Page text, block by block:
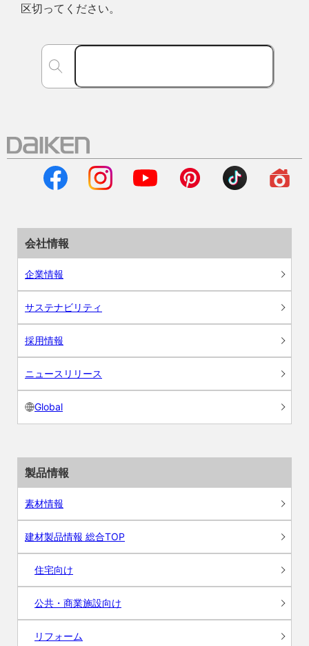
区切ってください。
会社情報
企業情報
サステナビリティ
採用情報
ニュースリリース
Global
製品情報
素材情報
建材製品情報 総合TOP
住宅向け
公共・商業施設向け
リフォーム